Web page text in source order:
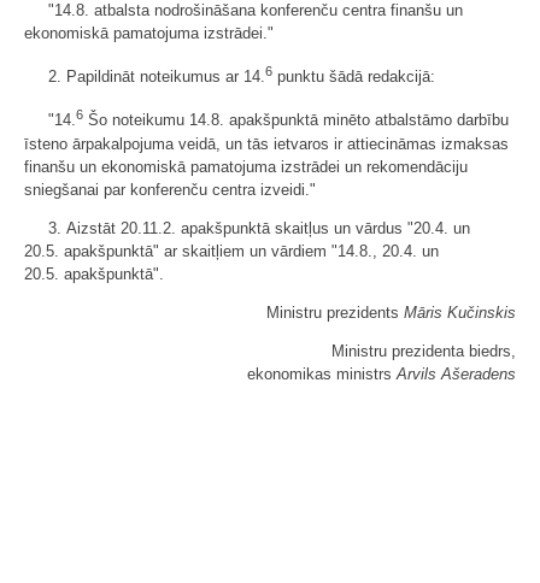
"14.8. atbalsta nodrošināšana konferenču centra finanšu un
ekonomiskā pamatojuma izstrādei."
2. Papildināt noteikumus ar 14.6 punktu šādā redakcijā:
"14.6 Šo noteikumu 14.8. apakšpunktā minēto atbalstāmo darbību
īsteno ārpakalpojuma veidā, un tās ietvaros ir attiecināmas izmaksas
finanšu un ekonomiskā pamatojuma izstrādei un rekomendāciju
sniegšanai par konferenču centra izveidi."
3. Aizstāt 20.11.2. apakšpunktā skaitļus un vārdus "20.4. un
20.5. apakšpunktā" ar skaitļiem un vārdiem "14.8., 20.4. un
20.5. apakšpunktā".
Ministru prezidents Māris Kučinskis
Ministru prezidenta biedrs,
ekonomikas ministrs Arvils Ašeradens